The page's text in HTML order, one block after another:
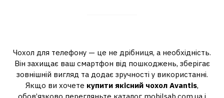
Чохол для телефону — це не дрібниця, а необхідність.
Він захищає ваш смартфон від пошкоджень, зберігає
зовнішній вигляд та додає зручності у використанні.
Якщо ви хочете купити якісний чохол Avantis,